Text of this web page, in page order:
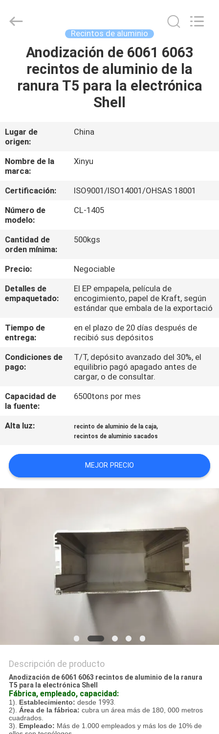
HOGAR
PRODUCTOS
SHOW
SOBRE
NOSOTROS
VIAJE
DE
LA
CONTROL
CALIDAD
ÉNTRENOS
EN
CONTACTO
CON
PIDA
UNA
DEL
PRIVACY
INDUSTRY.
Recintos de aluminio
Anodización de 6061 6063
recintos de aluminio de la
ranura T5 para la electrónica
Shell
Lugar de
origen:
China
Nombre de la
marca:
Xinyu
Certificación:
ISO9001/ISO14001/OHSAS 18001
Número de
modelo:
CL-1405
Cantidad de
orden mínima:
500kgs
Precio:
Negociable
Detalles de
empaquetado:
El EP empapela, película de
encogimiento, papel de Kraft, según
estándar que embala de la exportació
Tiempo de
entrega:
en el plazo de 20 días después de
recibió sus depósitos
Condiciones de
pago:
T/T, depósito avanzado del 30%, el
equilibrio pagó apagado antes de
cargar, o de consultar.
Capacidad de
la fuente:
6500tons por mes
Alta luz: recinto de aluminio de la caja,
recintos de aluminio sacados
MEJOR PRECIO
Descripción de producto
Anodización de 6061 6063 recintos de aluminio de la ranura
T5 para la electrónica Shell
Fábrica, empleado, capacidad:
1). Establecimiento: desde 1993.
2). Área de la fábrica: cubra un área más de 180, 000 metros
cuadrados.
3). Empleado: Más de 1.000 empleados y más los de 10% de